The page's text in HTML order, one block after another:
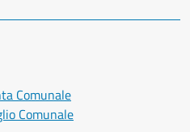
Comunale
Comunale